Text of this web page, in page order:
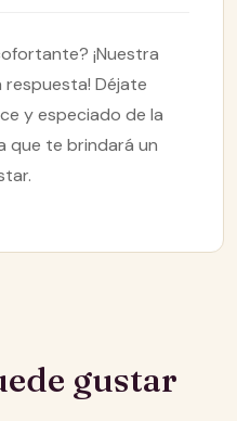
¡Nuestra
respuesta! Déjate
y especiado de la
que te brindará un
gustar
age
old or older?